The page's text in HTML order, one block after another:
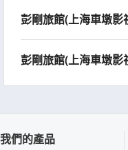
彭剛旅館(上海車墩影
彭剛旅館(上海車墩影
我們的產品